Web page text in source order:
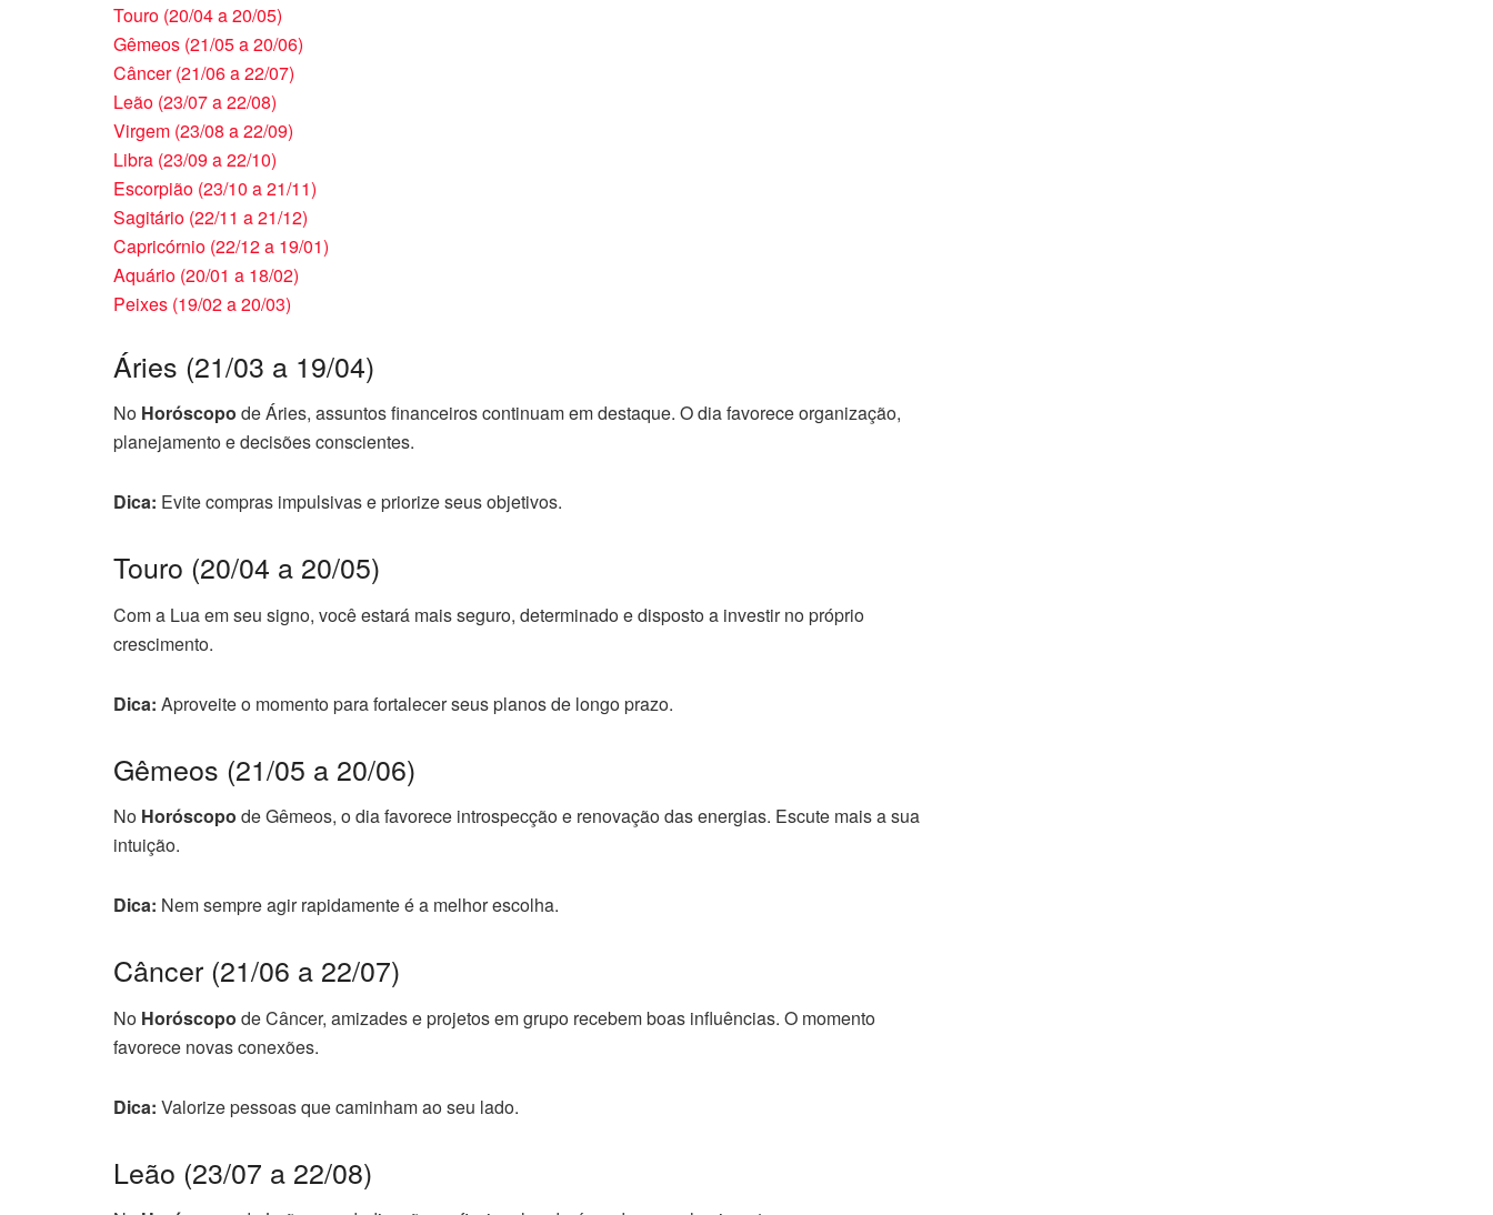
Touro (20/04 a 20/05)
Gêmeos (21/05 a 20/06)
Câncer (21/06 a 22/07)
Leão (23/07 a 22/08)
Virgem (23/08 a 22/09)
Libra (23/09 a 22/10)
Escorpião (23/10 a 21/11)
Sagitário (22/11 a 21/12)
Capricórnio (22/12 a 19/01)
Aquário (20/01 a 18/02)
Peixes (19/02 a 20/03)
Áries (21/03 a 19/04)
No Horóscopo de Áries, assuntos financeiros continuam em destaque. O dia favorece organização,
planejamento e decisões conscientes.
Dica: Evite compras impulsivas e priorize seus objetivos.
Touro (20/04 a 20/05)
Com a Lua em seu signo, você estará mais seguro, determinado e disposto a investir no próprio
crescimento.
Dica: Aproveite o momento para fortalecer seus planos de longo prazo.
Gêmeos (21/05 a 20/06)
No Horóscopo de Gêmeos, o dia favorece introspecção e renovação das energias. Escute mais a sua
intuição.
Dica: Nem sempre agir rapidamente é a melhor escolha.
Câncer (21/06 a 22/07)
No Horóscopo de Câncer, amizades e projetos em grupo recebem boas influências. O momento
favorece novas conexões.
Dica: Valorize pessoas que caminham ao seu lado.
Leão (23/07 a 22/08)